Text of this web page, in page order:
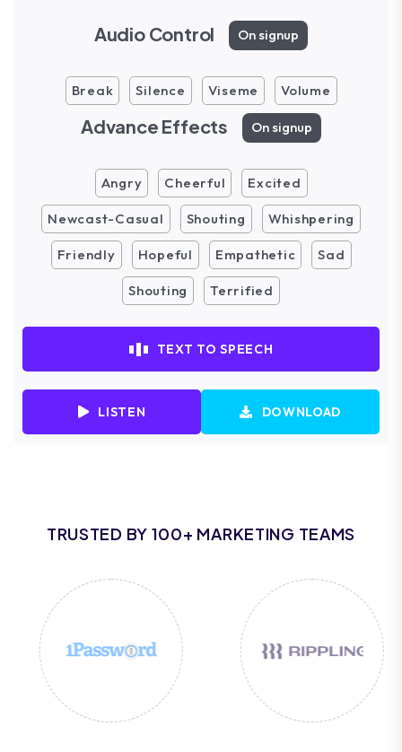
Audio Control On signup
Break Silence Viseme Volume
Advance Effects On signup
Angry Cheerful Excited
Newcast-Casual Shouting Whishpering
Friendly Hopeful Empathetic Sad
Shouting Terrified
TEXT TO SPEECH
LISTEN DOWNLOAD
TRUSTED BY 100+ MARKETING TEAMS